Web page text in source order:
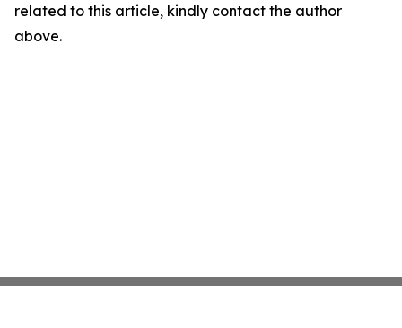
related to this article, kindly contact the author
above.